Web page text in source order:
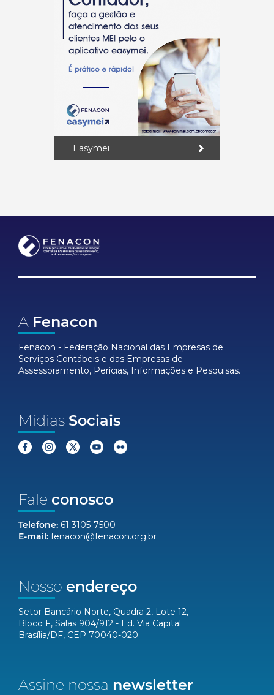
Easymei
A Fenacon
Fenacon - Federação Nacional das Empresas de
Serviços Contábeis e das Empresas de
Assessoramento, Perícias, Informações e Pesquisas.
Mídias Sociais
Fale conosco
Telefone: 61 3105-7500
E-mail: fenacon@fenacon.org.br
Nosso endereço
Setor Bancário Norte, Quadra 2, Lote 12,
Bloco F, Salas 904/912 - Ed. Via Capital
Brasília/DF, CEP 70040-020
Assine nossa newsletter